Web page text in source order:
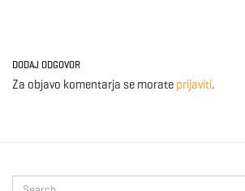
DODAJ ODGOVOR
Za objavo komentarja se morate prijaviti.